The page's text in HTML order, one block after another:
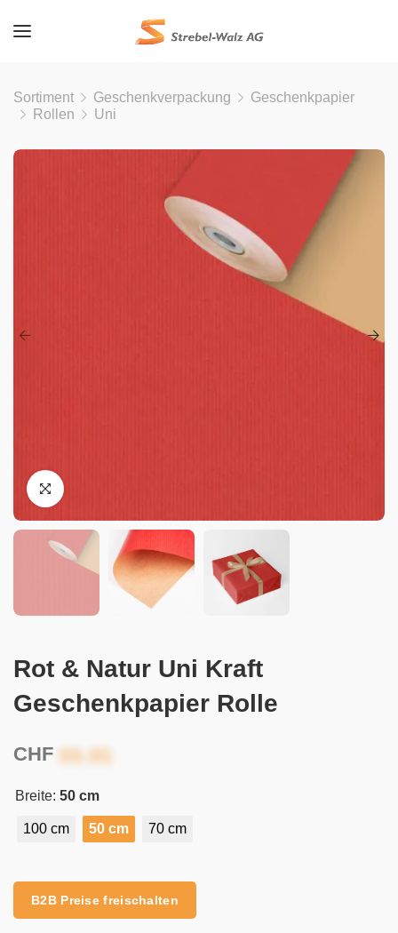
Sortiment Geschenkverpackung
Geschenkpapier
Rollen
Uni
Rot & Natur Uni Kraft
Geschenkpapier Rolle
CHF
Breite: 50 cm
100 cm 50 cm 70 cm
B2B Preise freischalten